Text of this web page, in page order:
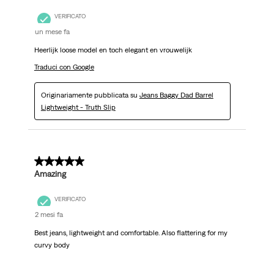
VERIFICATO
un mese fa
Heerlijk loose model en toch elegant en vrouwelijk
Traduci con Google
Originariamente pubblicata su Jeans Baggy Dad Barrel
Lightweight - Truth Slip
5 su 5 stelle.
Amazing
VERIFICATO
2 mesi fa
Best jeans, lightweight and comfortable. Also flattering for my
curvy body